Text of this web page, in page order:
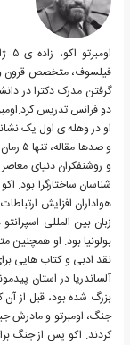
فیلسوف، متخصص قرون
گرفتن مدرک دکترا در
دو فرانس تدریس
و
و روشنفکران دنیای
شناسان ساختارگرا بود.
هواداران افزایش
زبان بین المللی
بولونیا بود. او همچنین
بزرگ شده بود، قبل از
جنگ، اومبرتو و مادرش
کردند. اکو پس از جنگ